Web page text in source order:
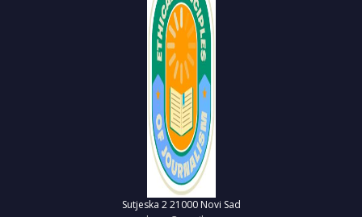
Sutjeska 2 21000 Novi Sad